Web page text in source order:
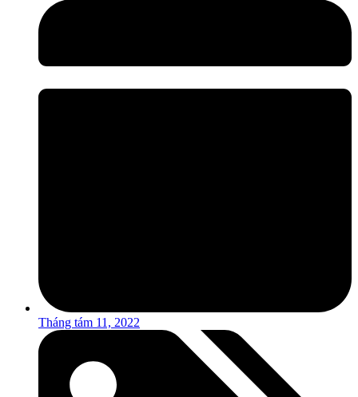
Tháng tám 11, 2022